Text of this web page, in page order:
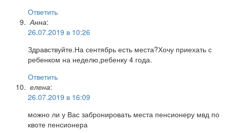
Ответить
Анна:
26.07.2019 в 10:26
Здравствуйте.На сентябрь есть места?Хочу приехать с
ребенком на неделю,ребенку 4 года.
Ответить
елена:
26.07.2019 в 16:09
можно ли у Вас забронировать места пенсионеру мвд по
квоте пенсионера